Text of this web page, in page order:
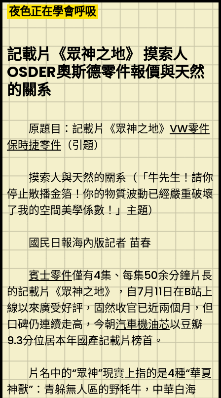
Skip
to
content
夜色正在學會呼吸
記載片《眾神之地》 摸索人
OSDER奧斯德零件報價與天然
的關系
原題目：記載片《眾神之地》 VW零件
保時捷零件 （引題）
摸索人與天然的關系（「牛先生！請你
停止散播金箔！你的物質波動已經嚴重破壞
了我的空間美學係數！」主題）
國民日報海內版記者 苗春
賓士零件僅有4集、每集50余分鐘片長
的記載片《眾神之地》，自7月11日在B站上
線以來廣受好評，固然收官已近兩個月，但
口碑仍連續走高，今朝汽車機油芯以豆瓣
9.3分位居本年國產記載片榜首。
片名中的“眾神”現實上指的是4種“華夏
神獸”：青躲無人區的野牦牛，中華白海